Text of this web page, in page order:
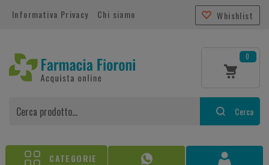
Informativa Privacy Chi siamo Whishlist
0
Cerca
CATEGORIE